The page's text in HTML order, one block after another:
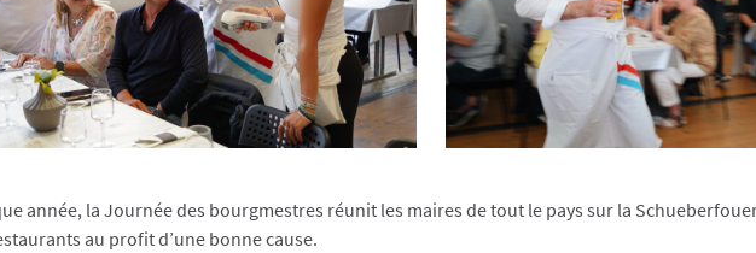
année, la Journée des bourgmestres réunit les maires de tout le pays sur la
au profit d’une bonne cause.